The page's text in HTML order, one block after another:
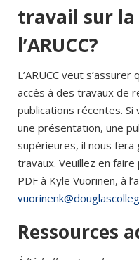
travail sur la
l’ARUCC?
L’ARUCC veut
accès à des travaux de
publications récentes.
une présentation, une
supérieures, il nous fera
travaux. Veuillez en
PDF à Kyle Vuorinen, à
Ressources